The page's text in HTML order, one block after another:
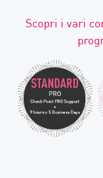
Scopri i vari